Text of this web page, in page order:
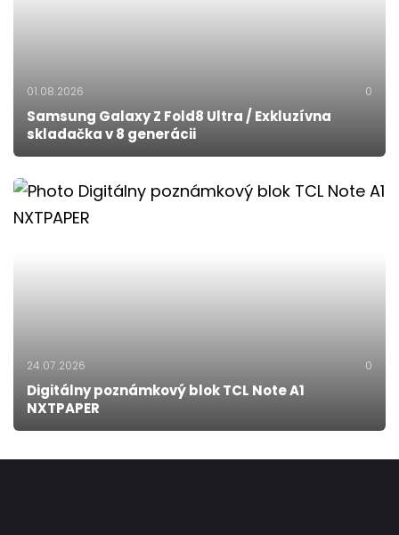
01.08.2026 0
Samsung Galaxy Z Fold8 Ultra / Exkluzívna
skladačka v 8 generácii
24.07.2026 0
Digitálny poznámkový blok TCL Note A1
NXTPAPER